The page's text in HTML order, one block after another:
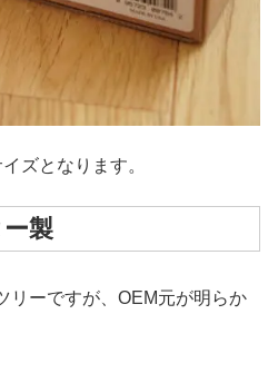
ズとなります。
製
リーですが、OEM元が明らか